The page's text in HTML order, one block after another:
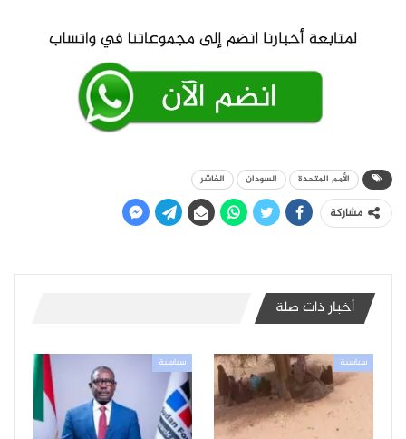
الأمم المتحدة السودان الفاشر
مشاركة
أخبار ذات صلة
سياسية سياسية